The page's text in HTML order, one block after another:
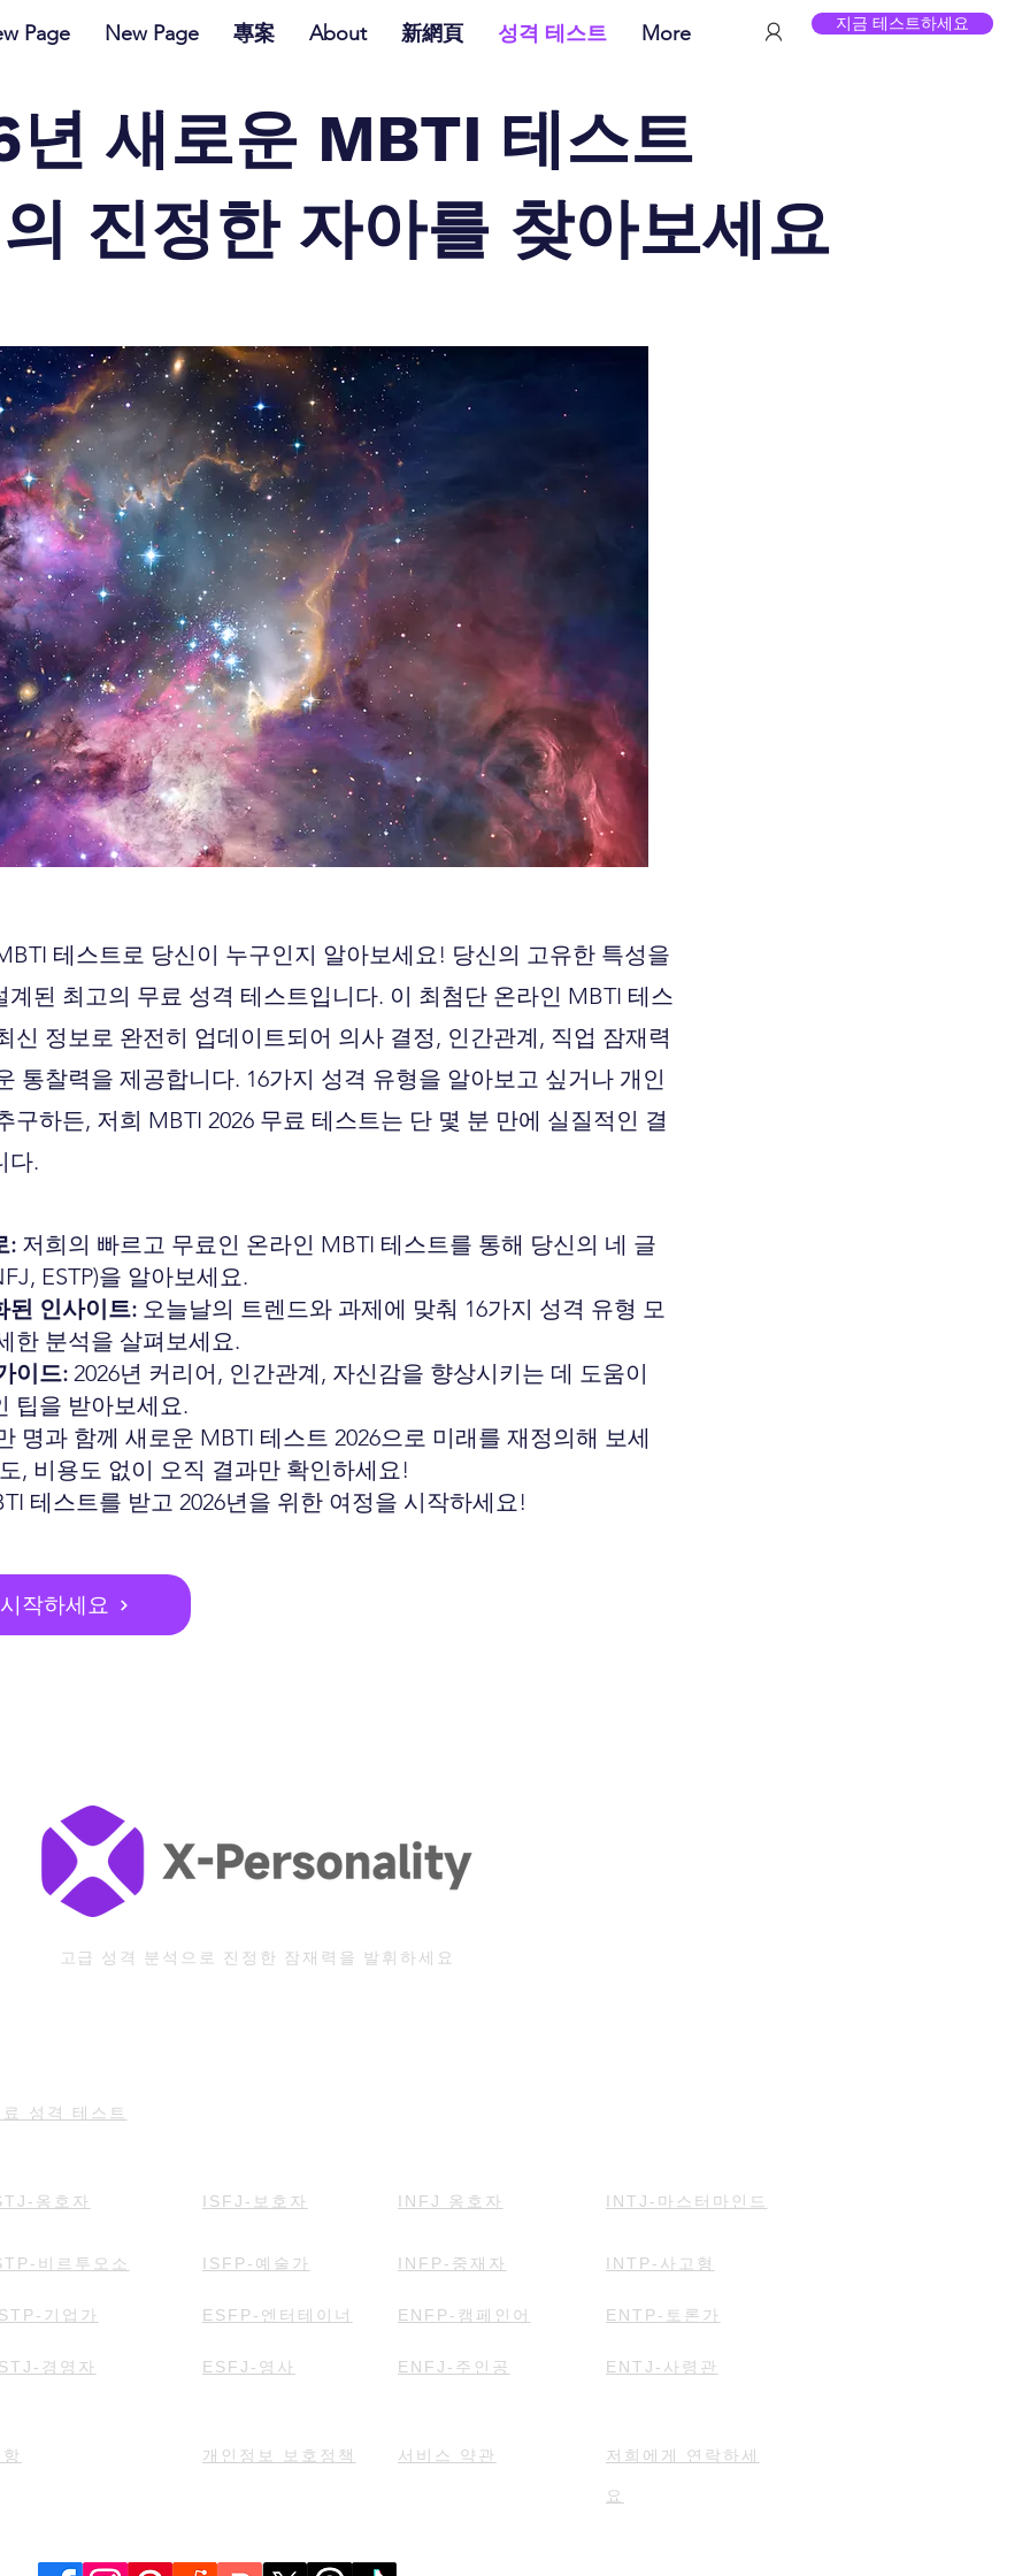
Page New Page 專案 About 新網頁 성격 테스트 More 지금 테스트하세요
새로운 MBTI 테스트
진정한 자아를 찾아보세요
테스트로 당신이 누구인지 알아보세요! 당신의 고유한 특성을
계된 최고의 무료 성격 테스트입니다. 이 최첨단 온라인 MBTI 테스
신 정보로 완전히 업데이트되어 의사 결정, 인간관계, 직업 잠재력
통찰력을 제공합니다. 16가지 성격 유형을 알아보고 싶거나 개인
구하든, 저희 MBTI 2026 무료 테스트는 단 몇 분 만에 실질적인 결
다.
: 저희의 빠르고 무료인 온라인 MBTI 테스트를 통해 당신의 네 글
ESTP)을 알아보세요.
된 인사이트: 오늘날의 트렌드와 과제에 맞춰 16가지 성격 유형 모
한 분석을 살펴보세요.
이드: 2026년 커리어, 인간관계, 자신감을 향상시키는 데 도움이
팁을 받아보세요.
명과 함께 새로운 MBTI 테스트 2026으로 미래를 재정의해 보세
, 비용도 없이 오직 결과만 확인하세요!
테스트를 받고 2026년을 위한 여정을 시작하세요!
작하세요
고급 성격 분석으로 진정한 잠재력을 발휘하세요
료 성격 테스트
옹호자
비르투오소
기업가
경영자
ISFJ-보호자
ISFP-예술가
ESFP-엔터테이너
ESFJ-영사
INFJ 옹호자
INFP-중재자
ENFP-캠페인어
ENFJ-주인공
INTJ-마스터마인드
INTP-사고형
ENTP-토론가
ENTJ-사령관
개인정보 보호정책 서비스 약관 저희에게 연락하세
요